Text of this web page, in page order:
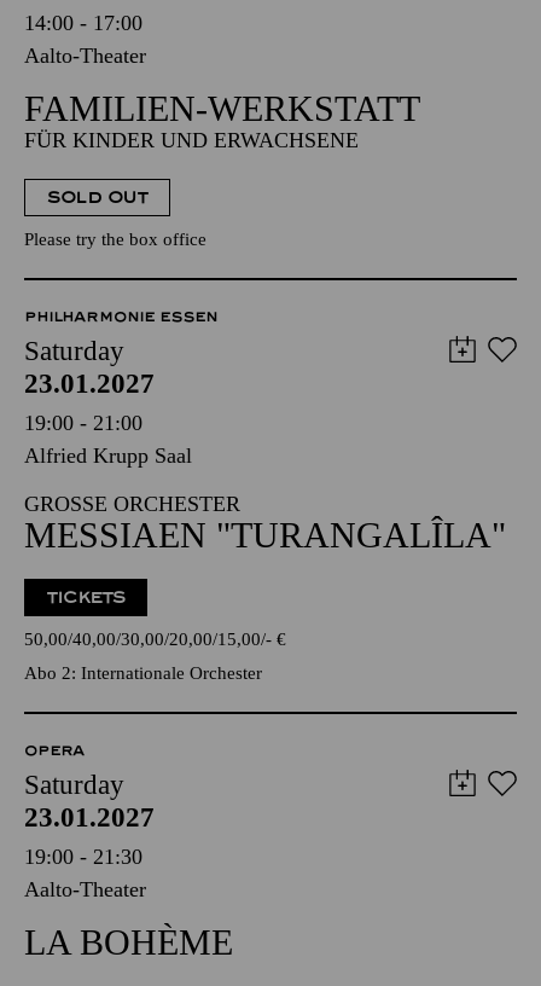
14:00 - 17:00
Aalto-Theater
FAMILIEN-WERKSTATT
FÜR KINDER UND ERWACHSENE
SOLD OUT
Please try the box office
PHILHARMONIE ESSEN
Saturday
23.01.2027
19:00 - 21:00
Alfried Krupp Saal
GROSSE ORCHESTER
MESSIAEN "TURANGALÎLA"
TICKETS
50,00 40,00 30,00 20,00 15,00 - €
Abo 2: Internationale Orchester
OPERA
Saturday
23.01.2027
19:00 - 21:30
Aalto-Theater
LA BOHÈME